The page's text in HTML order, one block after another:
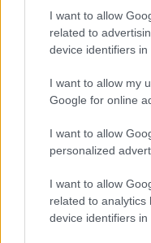
I want to allow
related to
device identifiers in
I want to allow my
Google for online
I want to allow
personalized
I want to allow
related to analytics
device identifiers in